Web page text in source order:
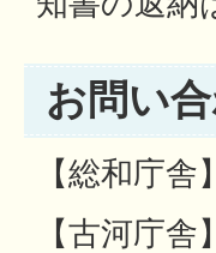
お問い
【総和庁
【古河庁